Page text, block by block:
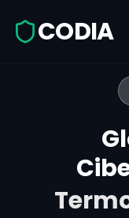
CODIA